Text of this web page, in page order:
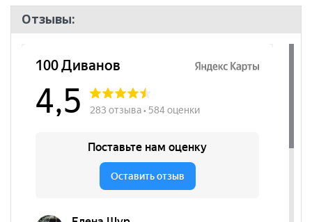
Стиль
Комната
Кабинет/Офис, Спальня,
Пол
Отзывы: